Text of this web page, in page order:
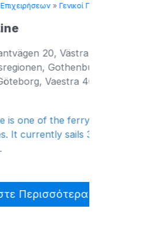
Γενικοί Προμηθευτές
40519,
40519
ferry
sails 37 vessels